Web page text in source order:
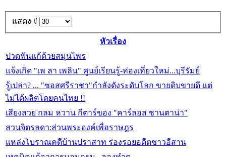
แสดง #
หัวเรื่อง
ปวดฟันแก้ด้วยสมุนไพร
แจ้งเกิด "เพ ลา เพลิน" ศูนย์เรียนรู้-ท่องเที่ยวใหม่...บุรีรัมย์
รู้เปล่า? ... "ซอสศรีราชา"กำลังดังระดับโลก ขายดิบขายดี แต่
ไม่ได้ผลิตโดยคนไทย !!
เสียงสวย กลม หวาน กีตาร์ของ "คาร์ลอส ซานตาน่า"
สวนจิตรลดา:ส่วนพระองค์เพื่อราษฎร
แหล่งโบราณคดีบ้านปราสาท ร่องรอยอดีตชาวอีสาน